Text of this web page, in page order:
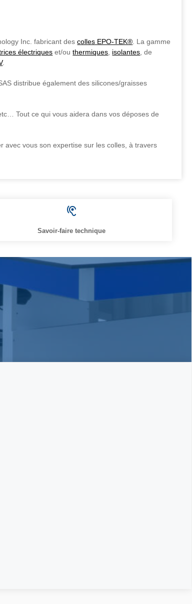
Inc. fabricant descolles EPO-TEK®. La gamme
électriques et/outhermiques, isolantes, de
.
distribue également des silicones/graisses
Tout ce qui vous aidera dans vos déposes de
avec vous son expertise sur les colles, à travers
Savoir-faire technique